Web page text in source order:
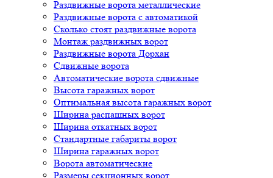
Раздвижные ворота металлические
Раздвижные ворота с автоматикой
Сколько стоят раздвижные ворота
Монтаж раздвижных ворот
Раздвижные ворота Дорхан
Сдвижные ворота
Автоматические ворота сдвижные
Высота гаражных ворот
Оптимальная высота гаражных ворот
Ширина распашных ворот
Ширина откатных ворот
Стандартные габариты ворот
Ширина гаражных ворот
Ворота автоматические
Размеры секционных ворот